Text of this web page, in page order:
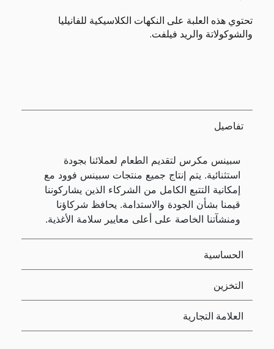
تحتوي هذه العلبة على النكهات الكلاسيكية للفانيليا
والشوكولاتة والريد فيلفت.
تفاصيل
سبينس مكرس لتقديم الطعام لعملائنا بجودة
استثنائية. يتم إنتاج جميع منتجات سبينس فوود مع
إمكانية التتبع الكامل من الشركاء الذين يشاركوننا
قيمنا بشأن الجودة والاستدامة. يحافظ شركاؤنا
ومنشآتنا الخاصة على أعلى معايير سلامة الأغذية.
الحساسية
التخزين
العلامة التجارية